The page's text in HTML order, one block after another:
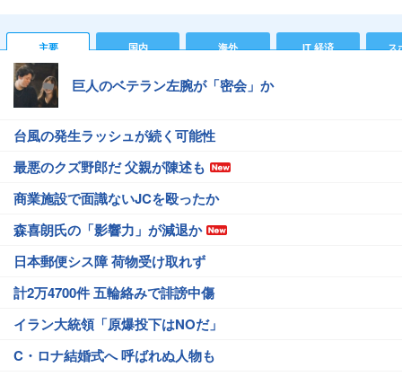
主要 国内 海外 IT 経済 ス
巨人のベテラン左腕が「密会」か
台風の発生ラッシュが続く可能性
最悪のクズ野郎だ 父親が陳述も
商業施設で面識ないJCを殴ったか
森喜朗氏の「影響力」が減退か
日本郵便シス障 荷物受け取れず
計2万4700件 五輪絡みで誹謗中傷
イラン大統領「原爆投下はNOだ」
C・ロナ結婚式へ 呼ばれぬ人物も